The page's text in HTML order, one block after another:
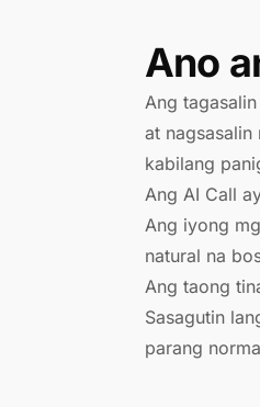
Ano
Ang
at
kabilang
Ang AI Call
Ang iyong
natural na
Ang taong
Sasagutin
parang